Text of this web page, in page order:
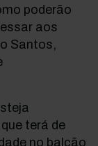
poderão
aos
Santos,
terá de
no balcão